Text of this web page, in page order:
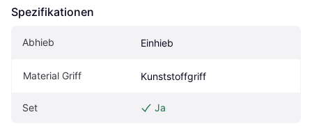
Spezifikationen
Abhieb Einhieb
Material Griff Kunststoffgriff
Set Ja